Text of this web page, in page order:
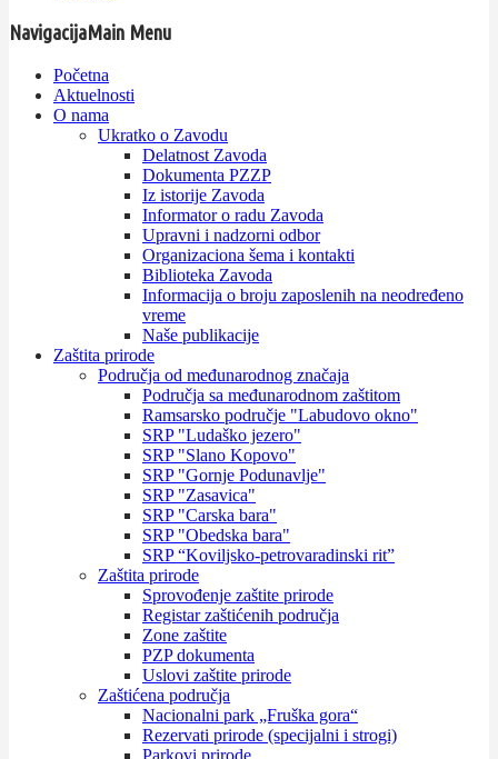
NavigacijaMain Menu
Početna
Aktuelnosti
O nama
Ukratko o Zavodu
Delatnost Zavoda
Dokumenta PZZP
Iz istorije Zavoda
Informator o radu Zavoda
Upravni i nadzorni odbor
Organizaciona šema i kontakti
Biblioteka Zavoda
Informacija o broju zaposlenih na neodređeno
vreme
Naše publikacije
Zaštita prirode
Područja od međunarodnog značaja
Područja sa međunarodnom zaštitom
Ramsarsko područje "Labudovo okno"
SRP "Ludaško jezero"
SRP "Slano Kopovo"
SRP "Gornje Podunavlje"
SRP "Zasavica"
SRP "Carska bara"
SRP "Obedska bara"
SRP “Koviljsko-petrovaradinski rit”
Zaštita prirode
Sprovođenje zaštite prirode
Registar zaštićenih područja
Zone zaštite
PZP dokumenta
Uslovi zaštite prirode
Zaštićena područja
Nacionalni park „Fruška gora“
Rezervati prirode (specijalni i strogi)